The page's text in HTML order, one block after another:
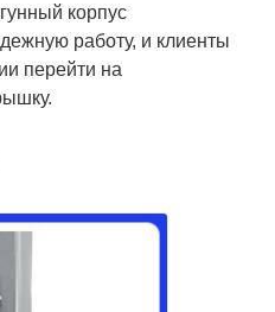
корпус
работу, и клиенты
перейти на